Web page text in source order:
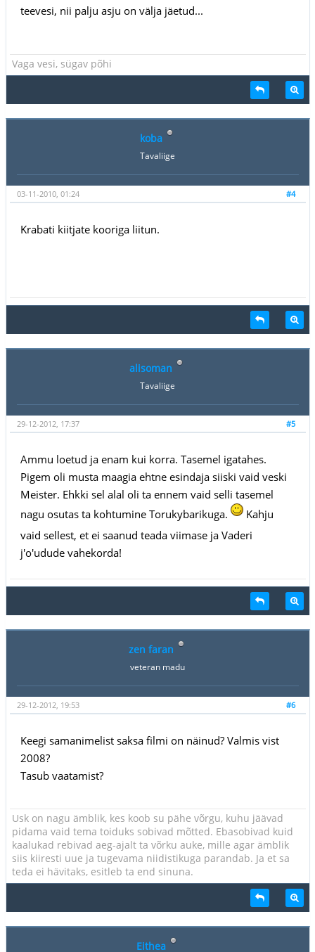
teevesi, nii palju asju on välja jäetud...
Vaga vesi, sügav põhi
koba
Tavaliige
#4
03-11-2010, 01:24
Krabati kiitjate kooriga liitun.
alisoman
Tavaliige
#5
29-12-2012, 17:37
Ammu loetud ja enam kui korra. Tasemel igatahes.
Pigem oli musta maagia ehtne esindaja siiski vaid veski
Meister. Ehkki sel alal oli ta ennem vaid selli tasemel
nagu osutas ta kohtumine Torukybarikuga.
Kahju
vaid sellest, et ei saanud teada viimase ja Vaderi
j'o'udude vahekorda!
zen faran
veteran madu
#6
29-12-2012, 19:53
Keegi samanimelist saksa filmi on näinud? Valmis vist
2008?
Tasub vaatamist?
Usk on nagu ämblik, kes koob su pähe võrgu, kuhu jäävad
pidama vaid tema toiduks sobivad mõtted. Ebasobivad kuid
kaalukad rebivad aeg-ajalt ta võrku auke, mille agar ämblik
siis kiiresti uue ja tugevama niidistikuga parandab. Ja et sa
teda ei hävitaks, esitleb ta end sinuna.
Eithea